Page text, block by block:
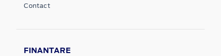
Contact
FINANTARE